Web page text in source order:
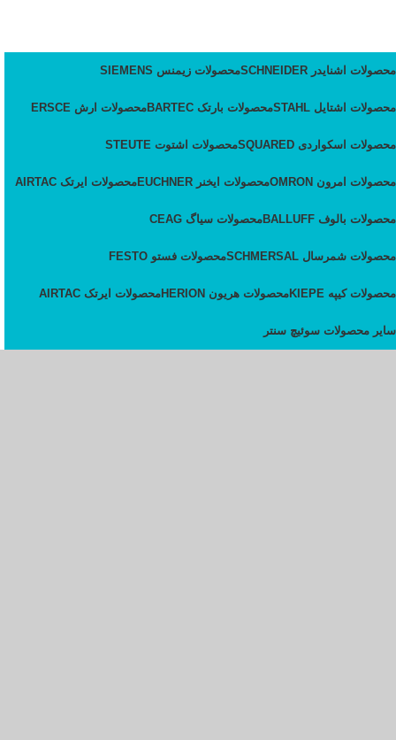
محصولات اشنایدر SCHNEIDER محصولات زیمنس SIEMENS
محصولات اشتایل STAHL محصولات بارتک BARTEC محصولات ارش ERSCE
محصولات اسکواردی SQUARED محصولات اشتوت STEUTE
محصولات امرون OMRON محصولات ایخنر EUCHNER محصولات ایرتک AIRTAC
محصولات بالوف BALLUFF محصولات سیاگ CEAG
محصولات شمرسال SCHMERSAL محصولات فستو FESTO
محصولات کیپه KIEPE محصولات هریون HERION محصولات ایرتک AIRTAC
سایر محصولات سوئیچ سنتر